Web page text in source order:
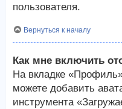
пользователя.
Вернуться к началу
Как мне включить
На вкладке
можете добавить
инструмента